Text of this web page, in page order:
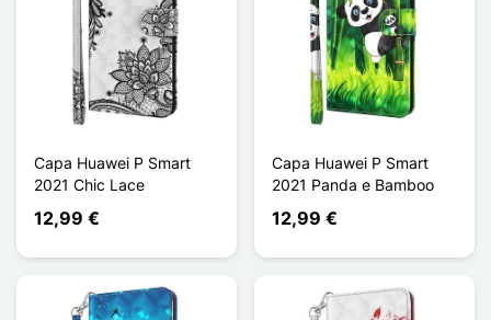
Capa Huawei P Smart
2021 Chic Lace
12,99 €
Capa Huawei P Smart
2021 Panda e Bamboo
12,99 €